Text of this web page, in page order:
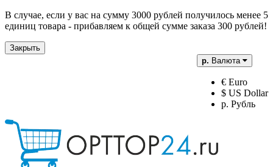
В случае, если у вас на сумму 3000 рублей получилось менее 5
единиц товара - прибавляем к общей сумме заказа 300 рублей!
Закрыть
р. Валюта
€ Euro
$ US Dollar
р. Рубль